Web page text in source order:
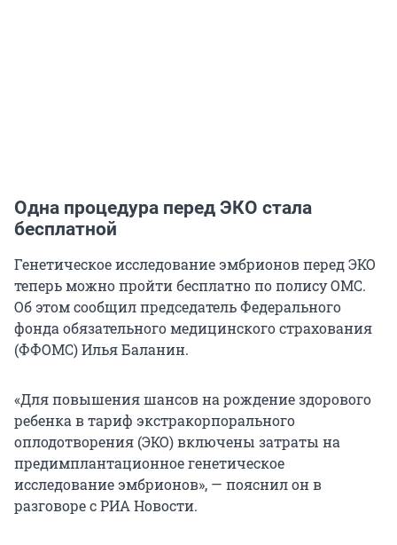
Одна процедура перед ЭКО стала
бесплатной
Генетическое исследование эмбрионов перед ЭКО
теперь можно пройти бесплатно по полису ОМС.
Об этом сообщил председатель Федерального
фонда обязательного медицинского страхования
(ФФОМС) Илья Баланин.
«Для повышения шансов на рождение здорового
ребенка в тариф экстракорпорального
оплодотворения (ЭКО) включены затраты на
предимплантационное генетическое
исследование эмбрионов», — пояснил он в
разговоре с РИА Новости.